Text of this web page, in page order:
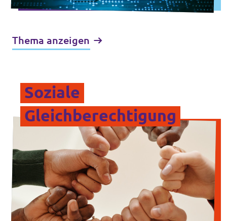
Thema anzeigen
Soziale
Gleichberechtigung